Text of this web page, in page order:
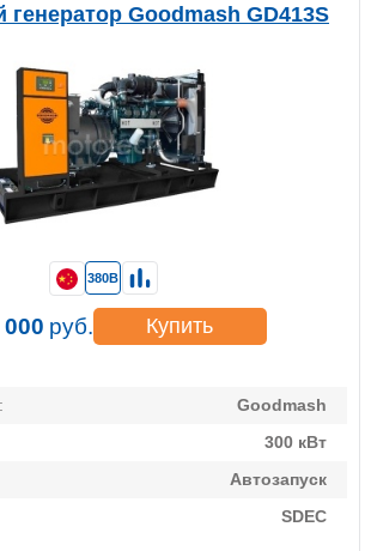
Goodmash GD413S
Goodmash
300 кВт
Автозапуск
SDEC
380В
руб. Купить